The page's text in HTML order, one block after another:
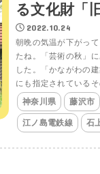
る文化財「
2022.10.24
朝晩の気温が下がっ
たね。「芸術の秋」
した。「かながわの
にも指定されている
神奈川県 藤沢市
江ノ島電鉄線 石